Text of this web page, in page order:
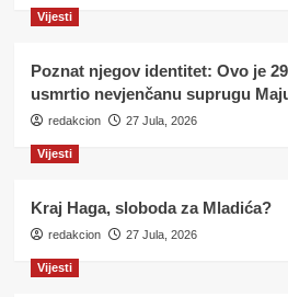
Vijesti
Poznat njegov identitet: Ovo je
usmrtio nevjenčanu suprugu
redakcion 27 Jula, 2026
Vijesti
Kraj Haga, sloboda za Mladića?
redakcion 27 Jula, 2026
Vijesti